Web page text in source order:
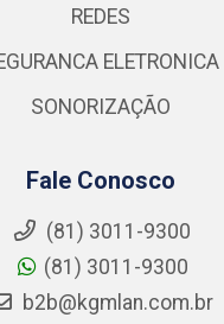
REDES
ELETRONICA
SONORIZAÇÃO
Fale Conosco
(81) 3011-9300
(81) 3011-9300
b2b@kgmlan.com.br